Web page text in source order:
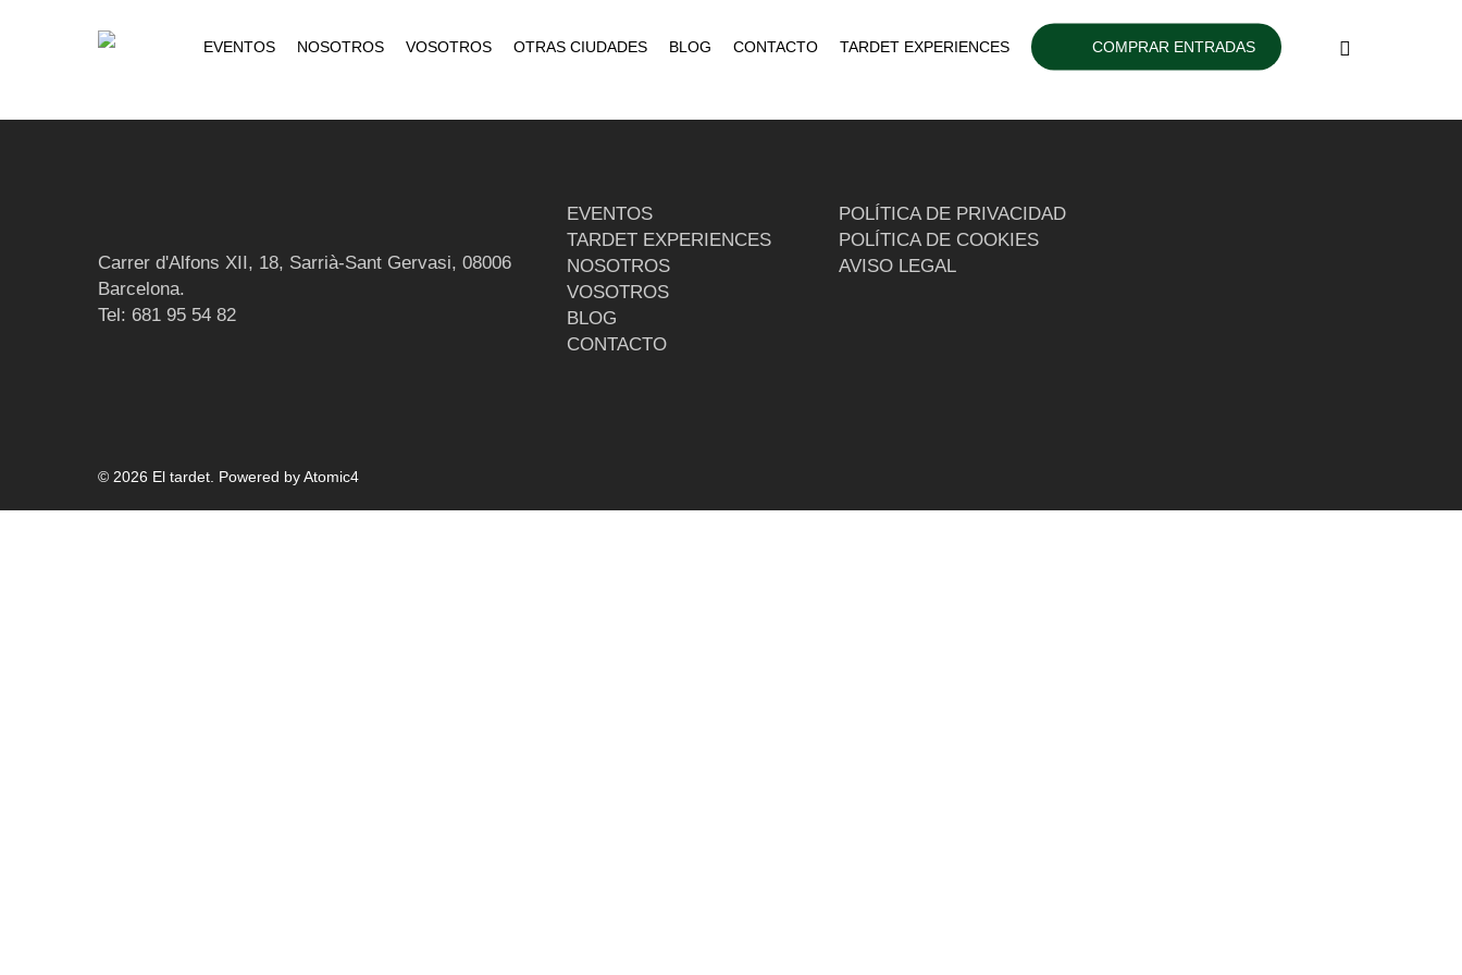
EVENTOS NOSOTROS VOSOTROS OTRAS CIUDADES BLOG CONTACTO TARDET EXPERIENCES COMPRAR ENTRADAS INSTAGRAM
Carrer d'Alfons XII, 18, Sarrià-Sant Gervasi, 08006
Barcelona.
Tel: 681 95 54 82
EVENTOS
TARDET EXPERIENCES
NOSOTROS
VOSOTROS
BLOG
CONTACTO
POLÍTICA DE PRIVACIDAD
POLÍTICA DE COOKIES
AVISO LEGAL
© 2026 El tardet. Powered byAtomic4